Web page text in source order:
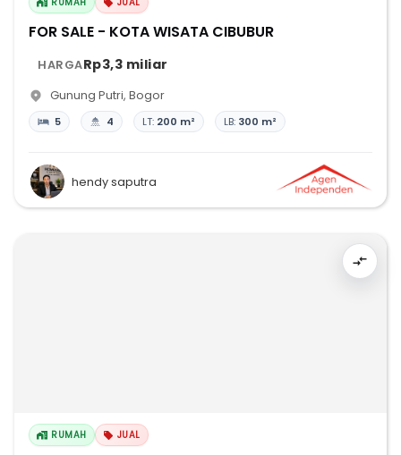
FOR SALE - KOTA WISATA CIBUBUR
HARGARp3,3 miliar
Gunung Putri, Bogor
5 4 LT: 200 m² LB: 300 m²
hendy saputra
RUMAH JUAL